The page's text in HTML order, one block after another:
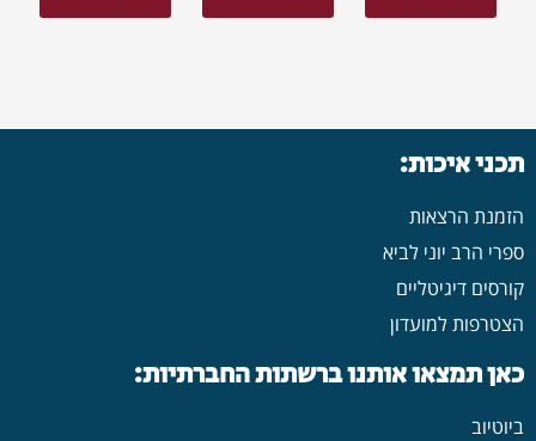
תכני איכות:
הזמנת הרצאות
ספרי הרב יוני לביא
קורסים דיגיטליים
הצטרפות למועדון
כאן תמצאו אותנו ברשתות החברתיות:
ביוטיוב